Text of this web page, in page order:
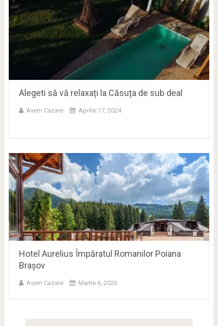
Alegeti să vă relaxați la Căsuța de sub deal
Avem Cazare Aprilie 17, 2024
Hotel Aurelius Împăratul Romanilor Poiana
Brașov
Avem Cazare Martie 6, 2026